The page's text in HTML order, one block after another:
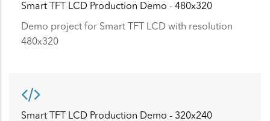
Smart TFT LCD Production Demo - 480x320
Demo project for Smart TFT LCD with resolution
480x320
Smart TFT LCD Production Demo - 320x240